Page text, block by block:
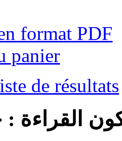
format PDF
panier
de résultats
القراءة